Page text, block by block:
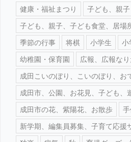
健康・福祉まつり
子ども、親子
子ども、親子、子ども食堂、居場
季節の行事
将棋 小学生 小
幼稚園・保育園
広報、広報な
成田こいのぼり、こいのぼり、お
成田市、公園、お花見、子ども、
成田市の花、紫陽花、お散歩
新学期、編集員募集、子育て応援